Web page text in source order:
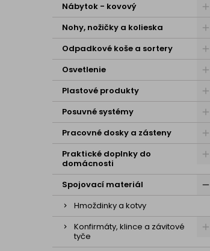
Nábytok - kovový
Nohy, nožičky a kolieska
Odpadkové koše a sortery
Osvetlenie
Plastové produkty
Posuvné systémy
Pracovné dosky a zásteny
Praktické doplnky do
domácnosti
Spojovací materiál
Hmoždinky a kotvy
Konfirmáty, klince a závitové
tyče